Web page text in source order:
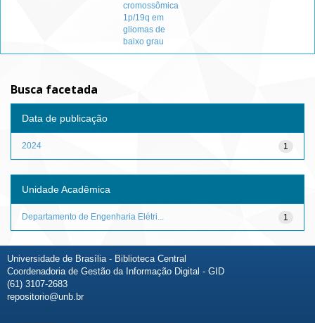
cromossômica
1p/19q em
gliomas de
baixo grau
Busca facetada
Data de publicação
1
2024
Unidade Acadêmica
1
Departamento de Engenharia Elétri...
Universidade de Brasília - Biblioteca Central
Coordenadoria de Gestão da Informação Digital - GID
(61) 3107-2683
repositorio@unb.br